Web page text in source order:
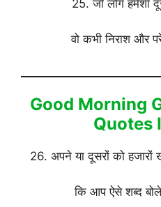
25. जो लोग हमेशा
वो कभी निराश और
Good Morning
Quotes
26. अपने या दूसरों को
कि आप ऐसे शब्द